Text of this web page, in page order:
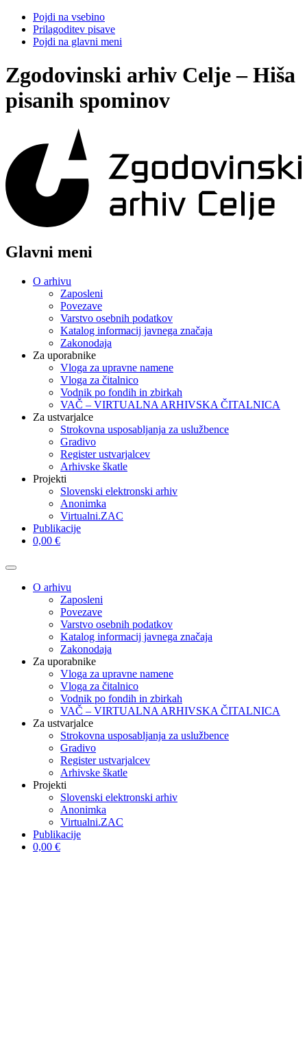
Pojdi na vsebino
Prilagoditev pisave
Pojdi na glavni meni
Zgodovinski arhiv Celje – Hiša
pisanih spominov
Glavni meni
O arhivu
Zaposleni
Povezave
Varstvo osebnih podatkov
Katalog informacij javnega značaja
Zakonodaja
Za uporabnike
Vloga za upravne namene
Vloga za čitalnico
Vodnik po fondih in zbirkah
VAČ – VIRTUALNA ARHIVSKA ČITALNICA
Za ustvarjalce
Strokovna usposabljanja za uslužbence
Gradivo
Register ustvarjalcev
Arhivske škatle
Projekti
Slovenski elektronski arhiv
Anonimka
Virtualni.ZAC
Publikacije
0,00 €
O arhivu
Zaposleni
Povezave
Varstvo osebnih podatkov
Katalog informacij javnega značaja
Zakonodaja
Za uporabnike
Vloga za upravne namene
Vloga za čitalnico
Vodnik po fondih in zbirkah
VAČ – VIRTUALNA ARHIVSKA ČITALNICA
Za ustvarjalce
Strokovna usposabljanja za uslužbence
Gradivo
Register ustvarjalcev
Arhivske škatle
Projekti
Slovenski elektronski arhiv
Anonimka
Virtualni.ZAC
Publikacije
0,00 €